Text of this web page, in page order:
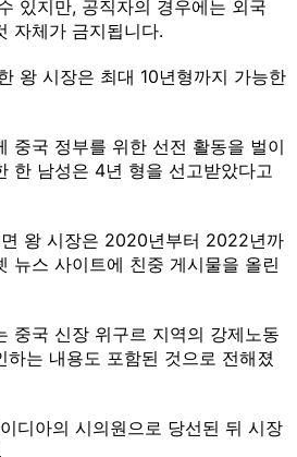
있지만, 공직자의 경우에는 외국
자체가 금지됩니다.
왕 시장은 최대 10년형까지 가능한
중국 정부를 위한 선전 활동을 벌이
한 남성은 4년 형을 선고받았다고
왕 시장은 2020년부터 2022년까
뉴스 사이트에 친중 게시물을 올린
중국 신장 위구르 지역의 강제노동
는 내용도 포함된 것으로 전해졌
디아의 시의원으로 당선된 뒤 시장